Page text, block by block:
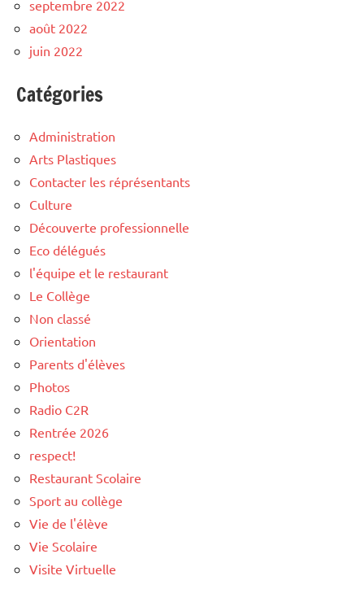
septembre 2022
août 2022
juin 2022
Catégories
Administration
Arts Plastiques
Contacter les réprésentants
Culture
Découverte professionnelle
Eco délégués
l'équipe et le restaurant
Le Collège
Non classé
Orientation
Parents d'élèves
Photos
Radio C2R
Rentrée 2026
respect!
Restaurant Scolaire
Sport au collège
Vie de l'élève
Vie Scolaire
Visite Virtuelle